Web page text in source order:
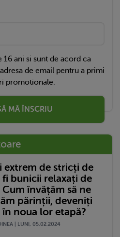
16 ani si sunt de acord ca
de email pentru a primi
promotionale.
MĂ ÎNSCRIU
extrem de stricți de
fi bunicii relaxați de
Cum învățăm să ne
părinții, deveniți
noua lor etapă?
| LUNI, 05.02.2024